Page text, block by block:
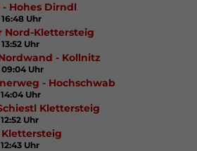
Hohes Dirndl
Uhr
Nord-Klettersteig
Uhr
- Kollnitz
Uhr
- Hochschwab
Uhr
Klettersteig
Uhr
Uhr